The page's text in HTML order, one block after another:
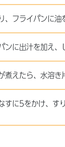
、フライパンに油
ンに出汁を加え、
煮えたら、水溶き
すに5をかけ、す